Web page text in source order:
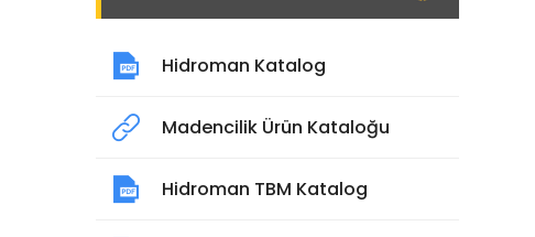
Hidroman Katalog
Madencilik Ürün Kataloğu
Hidroman TBM Katalog